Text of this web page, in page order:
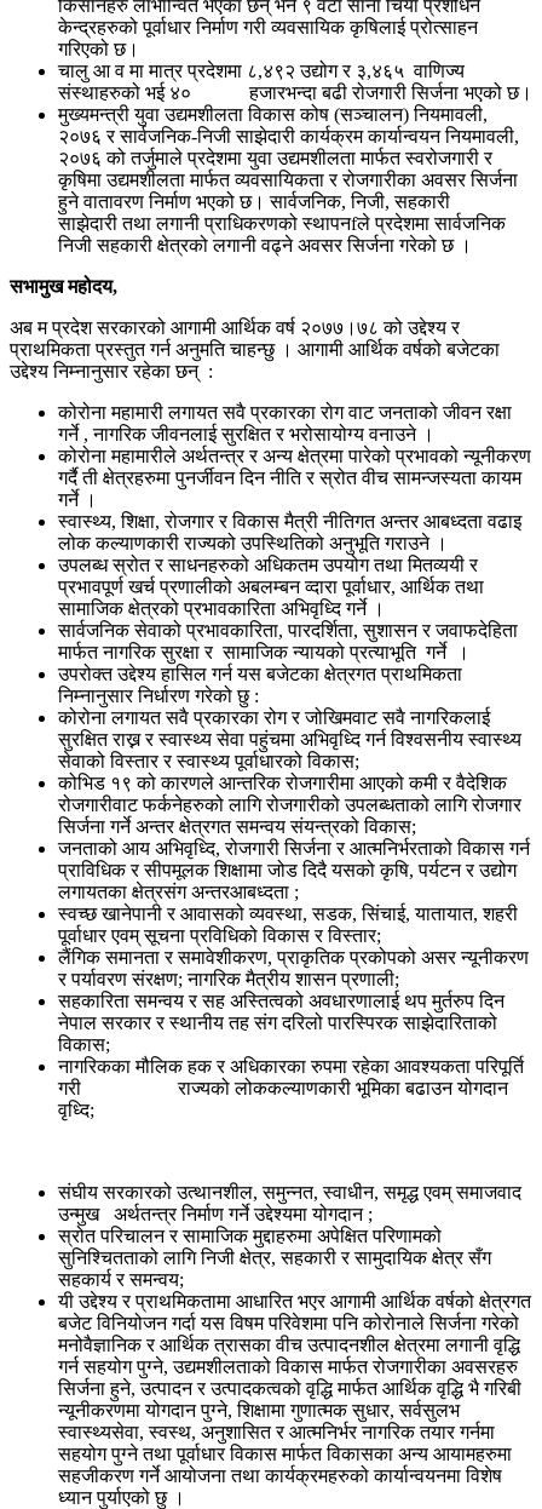
किसानहरु लाभान्वित भएका छन् भने ९ वटा साना चिया प्रशोधन
केन्द्रहरुको पूर्वाधार निर्माण गरी व्यवसायिक कृषिलाई प्रोत्साहन
गरिएको छ।
चालु आ व मा मात्र प्रदेशमा ८,४९२ उद्योग र ३,४६५ वाणिज्य
संस्थाहरुको भई ४० हजारभन्दा बढी रोजगारी सिर्जना भएको छ।
मुख्यमन्त्री युवा उद्यमशीलता विकास कोष (सञ्चालन) नियमावली,
२०७६ र सार्वजनिक-निजी साझेदारी कार्यक्रम कार्यान्वयन नियमावली,
२०७६ को तर्जुमाले प्रदेशमा युवा उद्यमशीलता मार्फत स्वरोजगारी र
कृषिमा उद्यमशीलता मार्फत व्यवसायिकता र रोजगारीका अवसर सिर्जना
हुने वातावरण निर्माण भएको छ। सार्वजनिक, निजी, सहकारी
साझेदारी तथा लगानी प्राधिकरणको स्थापनfले प्रदेशमा सार्वजनिक
निजी सहकारी क्षेत्रको लगानी वढ्ने अवसर सिर्जना गरेको छ ।
सभामुख महोदय,
अब म प्रदेश सरकारको आगामी आर्थिक वर्ष २०७७।७८ को उद्देश्य र
प्राथमिकता प्रस्तुत गर्न अनुमति चाहन्छु । आगामी आर्थिक वर्षको बजेटका
उद्देश्य निम्नानुसार रहेका छन् :
कोरोना महामारी लगायत सवै प्रकारका रोग वाट जनताको जीवन रक्षा
गर्ने , नागरिक जीवनलाई सुरक्षित र भरोसायोग्य वनाउने ।
कोरोना महामारीले अर्थतन्त्र र अन्य क्षेत्रमा पारेको प्रभावको न्यूनीकरण
गर्दै ती क्षेत्रहरुमा पुनर्जीवन दिन नीति र स्रोत वीच सामन्जस्यता कायम
गर्ने ।
स्वास्थ्य, शिक्षा, रोजगार र विकास मैत्री नीतिगत अन्तर आबध्दता वढाइ
लोक कल्याणकारी राज्यको उपस्थितिको अनुभूति गराउने ।
उपलब्ध स्रोत र साधनहरुको अधिकतम उपयोग तथा मितव्ययी र
प्रभावपूर्ण खर्च प्रणालीको अबलम्बन व्दारा पूर्वाधार, आर्थिक तथा
सामाजिक क्षेत्रको प्रभावकारिता अभिवृध्दि गर्ने ।
सार्वजनिक सेवाको प्रभावकारिता, पारदर्शिता, सुशासन र जवाफदेहिता
मार्फत नागरिक सुरक्षा र सामाजिक न्यायको प्रत्याभूति गर्ने ।
उपरोक्त उद्देश्य हासिल गर्न यस बजेटका क्षेत्रगत प्राथमिकता
निम्नानुसार निर्धारण गरेको छु :
कोरोना लगायत सवै प्रकारका रोग र जोखिमवाट सवै नागरिकलाई
सुरक्षित राख्न र स्वास्थ्य सेवा पहुंचमा अभिवृध्दि गर्न विश्वसनीय स्वास्थ्य
सेवाको विस्तार र स्वास्थ्य पूर्वाधारको विकास;
कोभिड १९ को कारणले आन्तरिक रोजगारीमा आएको कमी र वैदेशिक
रोजगारीवाट फर्कनेहरुको लागि रोजगारीको उपलब्धताको लागि रोजगार
सिर्जना गर्ने अन्तर क्षेत्रगत समन्वय संयन्त्रको विकास;
जनताको आय अभिवृध्दि, रोजगारी सिर्जना र आत्मनिर्भरताको विकास गर्न
प्राविधिक र सीपमूलक शिक्षामा जोड दिदै यसको कृषि, पर्यटन र उद्योग
लगायतका क्षेत्रसंग अन्तरआबध्दता ;
स्वच्छ खानेपानी र आवासको व्यवस्था, सडक, सिंचाई, यातायात, शहरी
पूर्वाधार एवम् सूचना प्रविधिको विकास र विस्तार;
लैंगिक समानता र समावेशीकरण, प्राकृतिक प्रकोपको असर न्यूनीकरण
र पर्यावरण संरक्षण; नागरिक मैत्रीय शासन प्रणाली;
सहकारिता समन्वय र सह अस्तित्वको अवधारणालाई थप मुर्तरुप दिन
नेपाल सरकार र स्थानीय तह संग दरिलो पारस्पिरक साझेदारिताको
विकास;
नागरिकका मौलिक हक र अधिकारका रुपमा रहेका आवश्यकता परिपूर्ति
गरी राज्यको लोककल्याणकारी भूमिका बढाउन योगदान
वृध्दि;
संघीय सरकारको उत्थानशील, समुन्नत, स्वाधीन, समृद्ध एवम् समाजवाद
उन्मुख अर्थतन्त्र निर्माण गर्ने उद्देश्यमा योगदान ;
स्रोत परिचालन र सामाजिक मुद्दाहरुमा अपेक्षित परिणामको
सुनिश्चितताको लागि निजी क्षेत्र, सहकारी र सामुदायिक क्षेत्र सँग
सहकार्य र समन्वय;
यी उद्देश्य र प्राथमिकतामा आधारित भएर आगामी आर्थिक वर्षको क्षेत्रगत
बजेट विनियोजन गर्दा यस विषम परिवेशमा पनि कोरोनाले सिर्जना गरेको
मनोवैज्ञानिक र आर्थिक त्रासका वीच उत्पादनशील क्षेत्रमा लगानी वृद्धि
गर्न सहयोग पुग्ने, उद्यमशीलताको विकास मार्फत रोजगारीका अवसरहरु
सिर्जना हुने, उत्पादन र उत्पादकत्वको वृद्धि मार्फत आर्थिक वृद्धि भै गरिबी
न्यूनीकरणमा योगदान पुग्ने, शिक्षामा गुणात्मक सुधार, सर्वसुलभ
स्वास्थ्यसेवा, स्वस्थ, अनुशासित र आत्मनिर्भर नागरिक तयार गर्नमा
सहयोग पुग्ने तथा पूर्वाधार विकास मार्फत विकासका अन्य आयामहरुमा
सहजीकरण गर्ने आयोजना तथा कार्यक्रमहरुको कार्यान्वयनमा विशेष
ध्यान पुर्याएको छु ।